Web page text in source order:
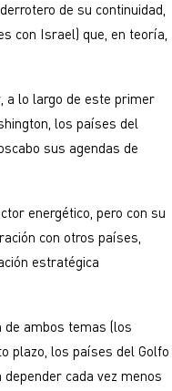
de su continuidad,
con Israel) que, en teoría,
a lo largo de este primer
los países del
sus agendas de
energético, pero con su
con otros países,
estratégica
de ambos temas (los
plazo, los países del Golfo
cada vez menos